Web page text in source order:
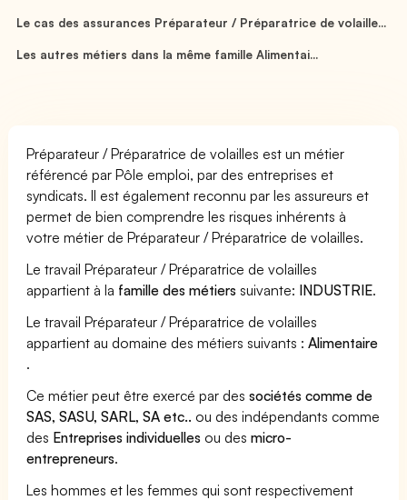
Le cas des assurances Préparateur / Préparatrice de volaille...
Les autres métiers dans la même famille Alimentai...
Préparateur / Préparatrice de volailles est un métier
référencé par Pôle emploi, par des entreprises et
syndicats. Il est également reconnu par les assureurs et
permet de bien comprendre les risques inhérents à
votre métier de Préparateur / Préparatrice de volailles.
Le travail Préparateur / Préparatrice de volailles
appartient à la famille des métiers suivante: INDUSTRIE.
Le travail Préparateur / Préparatrice de volailles
appartient au domaine des métiers suivants :Alimentaire
.
Ce métier peut être exercé par dessociétés comme de
SAS, SASU, SARL, SA etc.. ou des indépendants comme
des Entreprises individuelles ou desmicro-
entrepreneurs.
Les hommes et les femmes qui sont respectivement